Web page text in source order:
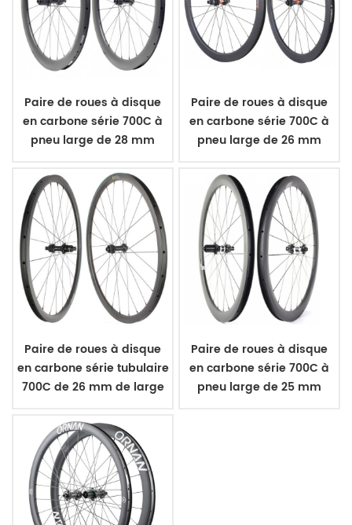
Paire de roues à disque
en carbone série 700C à
pneu large de 28 mm
Paire de roues à disque
en carbone série 700C à
pneu large de 26 mm
Paire de roues à disque
en carbone série tubulaire
700C de 26 mm de large
Paire de roues à disque
en carbone série 700C à
pneu large de 25 mm